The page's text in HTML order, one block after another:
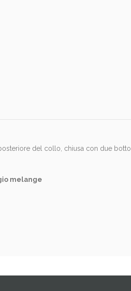
del collo, chiusa con due
melange